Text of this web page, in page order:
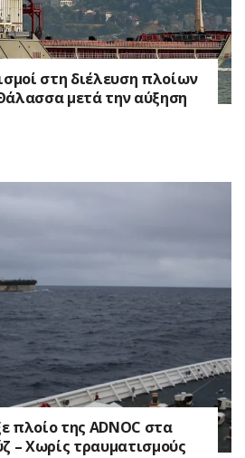
στη διέλευση πλοίων
μετά την αύξηση
πλοίο της ADNOC στα
– Χωρίς τραυματισμούς